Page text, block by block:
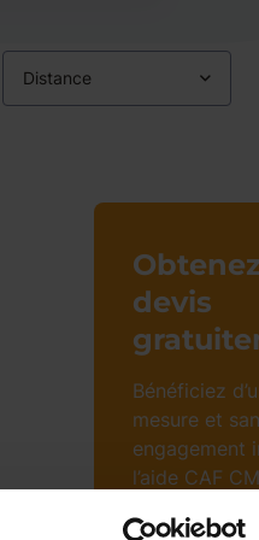
Distance
devis
Bénéficiez
mesure et
engagement
l’aide CAF
prendre en
jusqu’à 85%